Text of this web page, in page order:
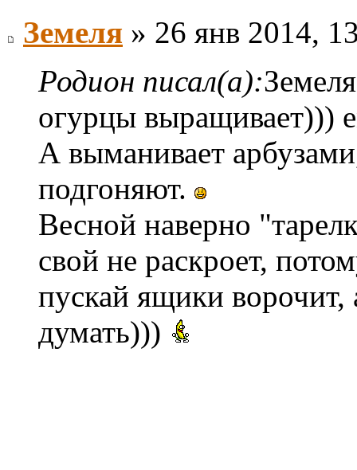
Земеля » 26 янв 2014,
Родион писал(а):
огурцы выращивает)))
А выманивает
подгоняют.
Весной наверно
свой не раскроет,
пускай ящики ворочит,
думать)))